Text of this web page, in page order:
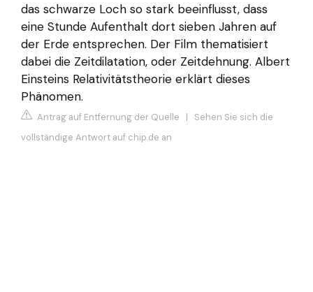
das schwarze Loch so stark beeinflusst, dass
eine Stunde Aufenthalt dort sieben Jahren auf
der Erde entsprechen. Der Film thematisiert
dabei die Zeitdilatation, oder Zeitdehnung. Albert
Einsteins Relativitätstheorie erklärt dieses
Phänomen.
Antrag auf Entfernung der Quelle | Sehen Sie sich die
vollständige Antwort auf chip.de an